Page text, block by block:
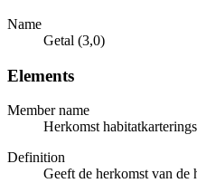
Name
Getal (3,0)
Elements
Member name
Herkomst
Definition
Geeft de herkomst van de